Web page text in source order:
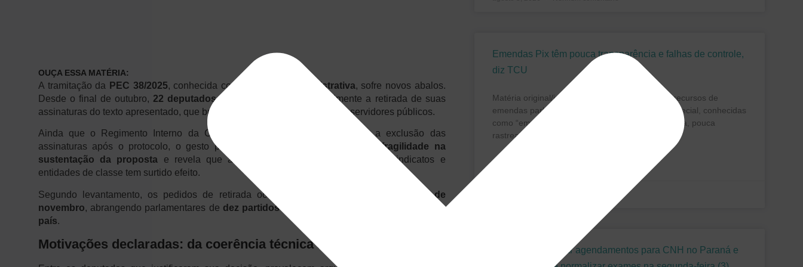
OUÇA ESSA MATÉRIA:
A tramitação da PEC 38/2025, conhecida como Reforma Administrativa, sofre novos abalos.
Desde o final de outubro, 22 deputados federais
solicitaram formalmente a retirada de suas
assinaturas do texto apresentado, que busca alterar o regime jurídico dos servidores públicos.
Ainda que o Regimento Interno da Câmara dos Deputados não preveja a exclusão das
assinaturas após o protocolo, o gesto político é significativo. Ele expressafragilidade na
sustentação da proposta e revela que a pressão exercida por servidores, sindicatos e
entidades de classe tem surtido efeito.
Segundo levantamento, os pedidos de retirada ocorreram entre
28 de outubro e 12 de
novembro, abrangendo parlamentares de dez partidos diferentes
todas as regiões do
país.
Motivações declaradas: da coerência técnica à escuta social
Emendas Pix têm pouca transparência e falhas de controle,
diz TCU
Matéria original/imagem: Conjur A execução de recursos de
emendas parlamentares do tipo transferência especial, conhecidas
como “emendas Pix”, tem baixa transparência ativa, pouca
rastreabilidade e
TCE manda liberar agendamentos para CNH no Paraná e